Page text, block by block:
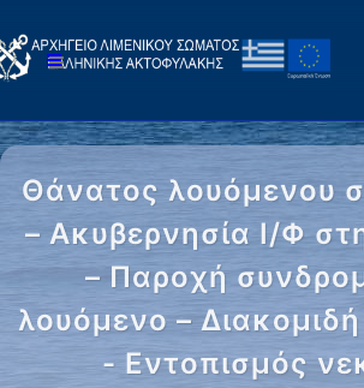
Θάνατος λουόμενου
– Ακυβερνησία Ι/Φ
– Παροχή
λουόμενο –
- Εντοπισμός